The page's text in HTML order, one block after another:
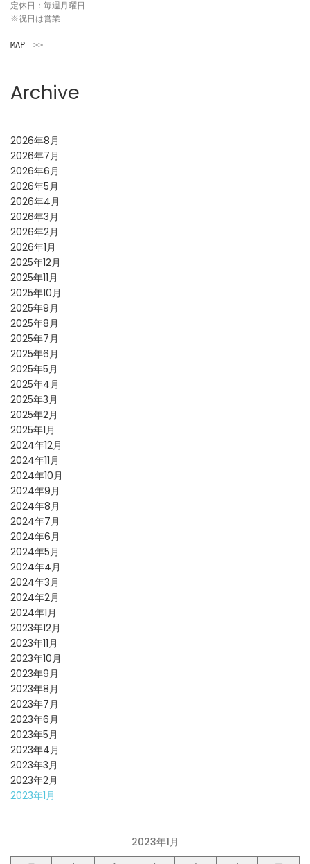
定休日：毎週月曜日
※祝日は営業
MAP >>
Archive
2026年8月
2026年7月
2026年6月
2026年5月
2026年4月
2026年3月
2026年2月
2026年1月
2025年12月
2025年11月
2025年10月
2025年9月
2025年8月
2025年7月
2025年6月
2025年5月
2025年4月
2025年3月
2025年2月
2025年1月
2024年12月
2024年11月
2024年10月
2024年9月
2024年8月
2024年7月
2024年6月
2024年5月
2024年4月
2024年3月
2024年2月
2024年1月
2023年12月
2023年11月
2023年10月
2023年9月
2023年8月
2023年7月
2023年6月
2023年5月
2023年4月
2023年3月
2023年2月
2023年1月
2023年1月